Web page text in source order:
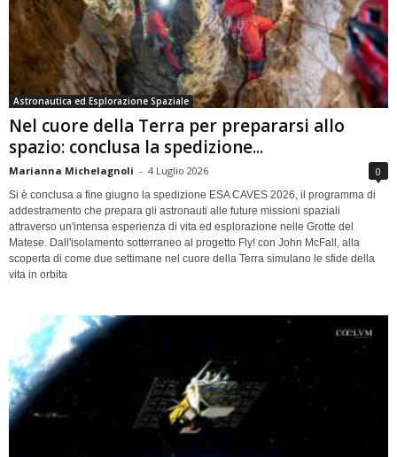
Astronautica ed Esplorazione Spaziale
Nel cuore della Terra per prepararsi allo
spazio: conclusa la spedizione...
Marianna Michelagnoli - 4 Luglio 2026 0
Si è conclusa a fine giugno la spedizione ESA CAVES 2026, il programma di
addestramento che prepara gli astronauti alle future missioni spaziali
attraverso un'intensa esperienza di vita ed esplorazione nelle Grotte del
Matese. Dall'isolamento sotterraneo al progetto Fly! con John McFall, alla
scoperta di come due settimane nel cuore della Terra simulano le sfide della
vita in orbita